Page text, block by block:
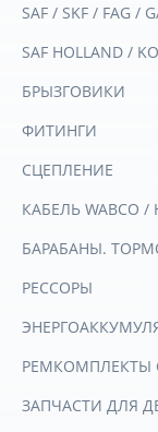
SAF / SKF / FAG /
SAF HOLLAND /
БРЫЗГОВИКИ
ФИТИНГИ
СЦЕПЛЕНИЕ
КАБЕЛЬ WABCO /
БАРАБАНЫ.
РЕССОРЫ
РЕМКОМПЛЕКТЫ
ЗАПЧАСТИ ДЛЯ